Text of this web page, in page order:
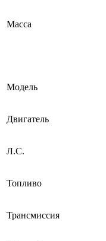
Масса
Модель
Двигатель
Л.С.
Топливо
Трансмиссия